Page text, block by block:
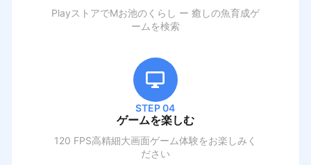
PlayストアでMお池のくらし ー 癒しの魚育成ゲ
ーム を検索
STEP 04
ゲームを楽しむ
120 FPS高精細大画面ゲーム体験をお楽しみく
ださい